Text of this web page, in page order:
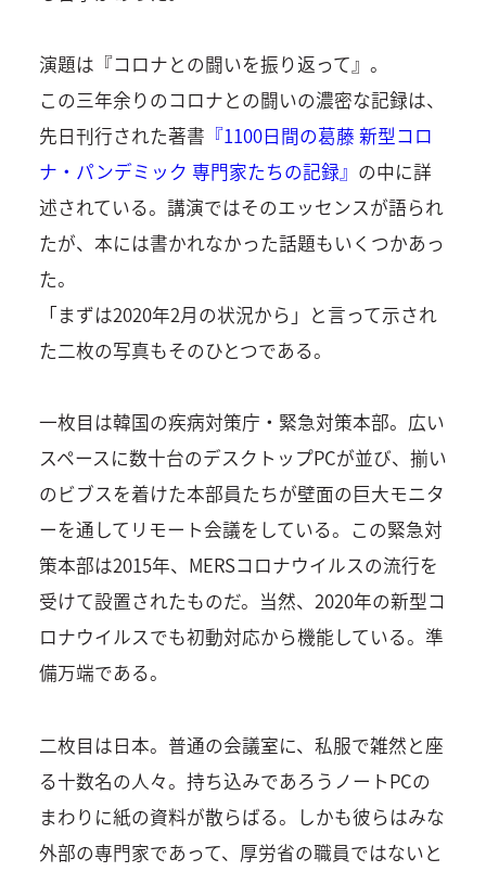
演題は『コロナとの闘いを振り返って』。
この三年余りのコロナとの闘いの濃密な記録は、
先日刊行された著書 『1100日間の葛藤 新型コロ
ナ・パンデミック 専門家たちの記録』 の中に詳
述されている。講演ではそのエッセンスが語られ
たが、本には書かれなかった話題もいくつかあっ
た。
「まずは2020年2月の状況から」と言って示され
た二枚の写真もそのひとつである。
一枚目は韓国の疾病対策庁・緊急対策本部。広い
スペースに数十台のデスクトップPCが並び、揃い
のビブスを着けた本部員たちが壁面の巨大モニタ
ーを通してリモート会議をしている。この緊急対
策本部は2015年、MERSコロナウイルスの流行を
受けて設置されたものだ。当然、2020年の新型コ
ロナウイルスでも初動対応から機能している。準
備万端である。
二枚目は日本。普通の会議室に、私服で雑然と座
る十数名の人々。持ち込みであろうノートPCの
まわりに紙の資料が散らばる。しかも彼らはみな
外部の専門家であって、厚労省の職員ではないと